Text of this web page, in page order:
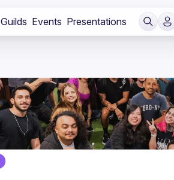
Guilds Events Presentations